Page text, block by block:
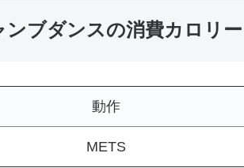
ンブダンスの消費カロリー
動作
METS